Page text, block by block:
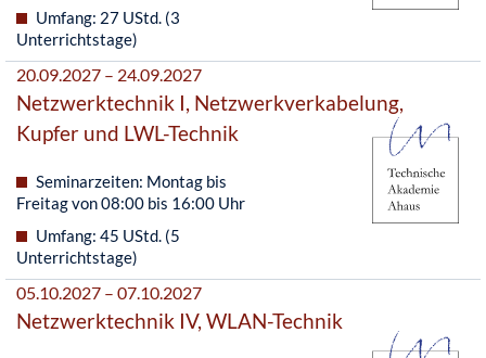
Umfang: 27 UStd. (3
Unterrichtstage)
20.09.2027 – 24.09.2027
Netzwerktechnik I, Netzwerkverkabelung,
Kupfer und LWL-Technik
Seminarzeiten: Montag bis
Freitag von 08:00 bis 16:00 Uhr
Umfang: 45 UStd. (5
Unterrichtstage)
05.10.2027 – 07.10.2027
Netzwerktechnik IV, WLAN-Technik